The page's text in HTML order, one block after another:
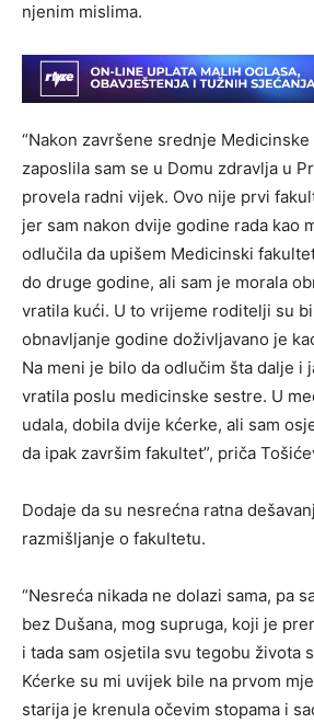
njenim mislima.
“Nakon završene srednje
zaposlila sam se u Domu zdravlja u
provela radni vijek. Ovo nije prvi
jer sam nakon dvije godine rada kao
odlučila da upišem Medicinski
do druge godine, ali sam je morala
vratila kući. U to vrijeme roditelji su
obnavljanje godine doživljavano je
Na meni je bilo da odlučim šta dalje i
vratila poslu medicinske sestre. U
udala, dobila dvije kćerke, ali sam
da ipak završim fakultet”, priča
Dodaje da su nesrećna ratna
razmišljanje o fakultetu.
“Nesreća nikada ne dolazi sama, pa
bez Dušana, mog supruga, koji je
i tada sam osjetila svu tegobu života
Kćerke su mi uvijek bile na prvom
starija je krenula očevim stopama i